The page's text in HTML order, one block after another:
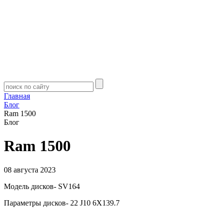
Главная
Блог
Ram 1500
Блог
Ram 1500
08 августа 2023
Модель дисков- SV164
Параметры дисков- 22 J10 6X139.7